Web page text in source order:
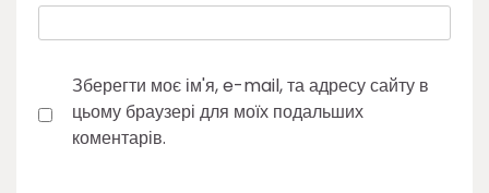
Зберегти моє ім'я, e-mail, та адресу сайту в
цьому браузері для моїх подальших
коментарів.